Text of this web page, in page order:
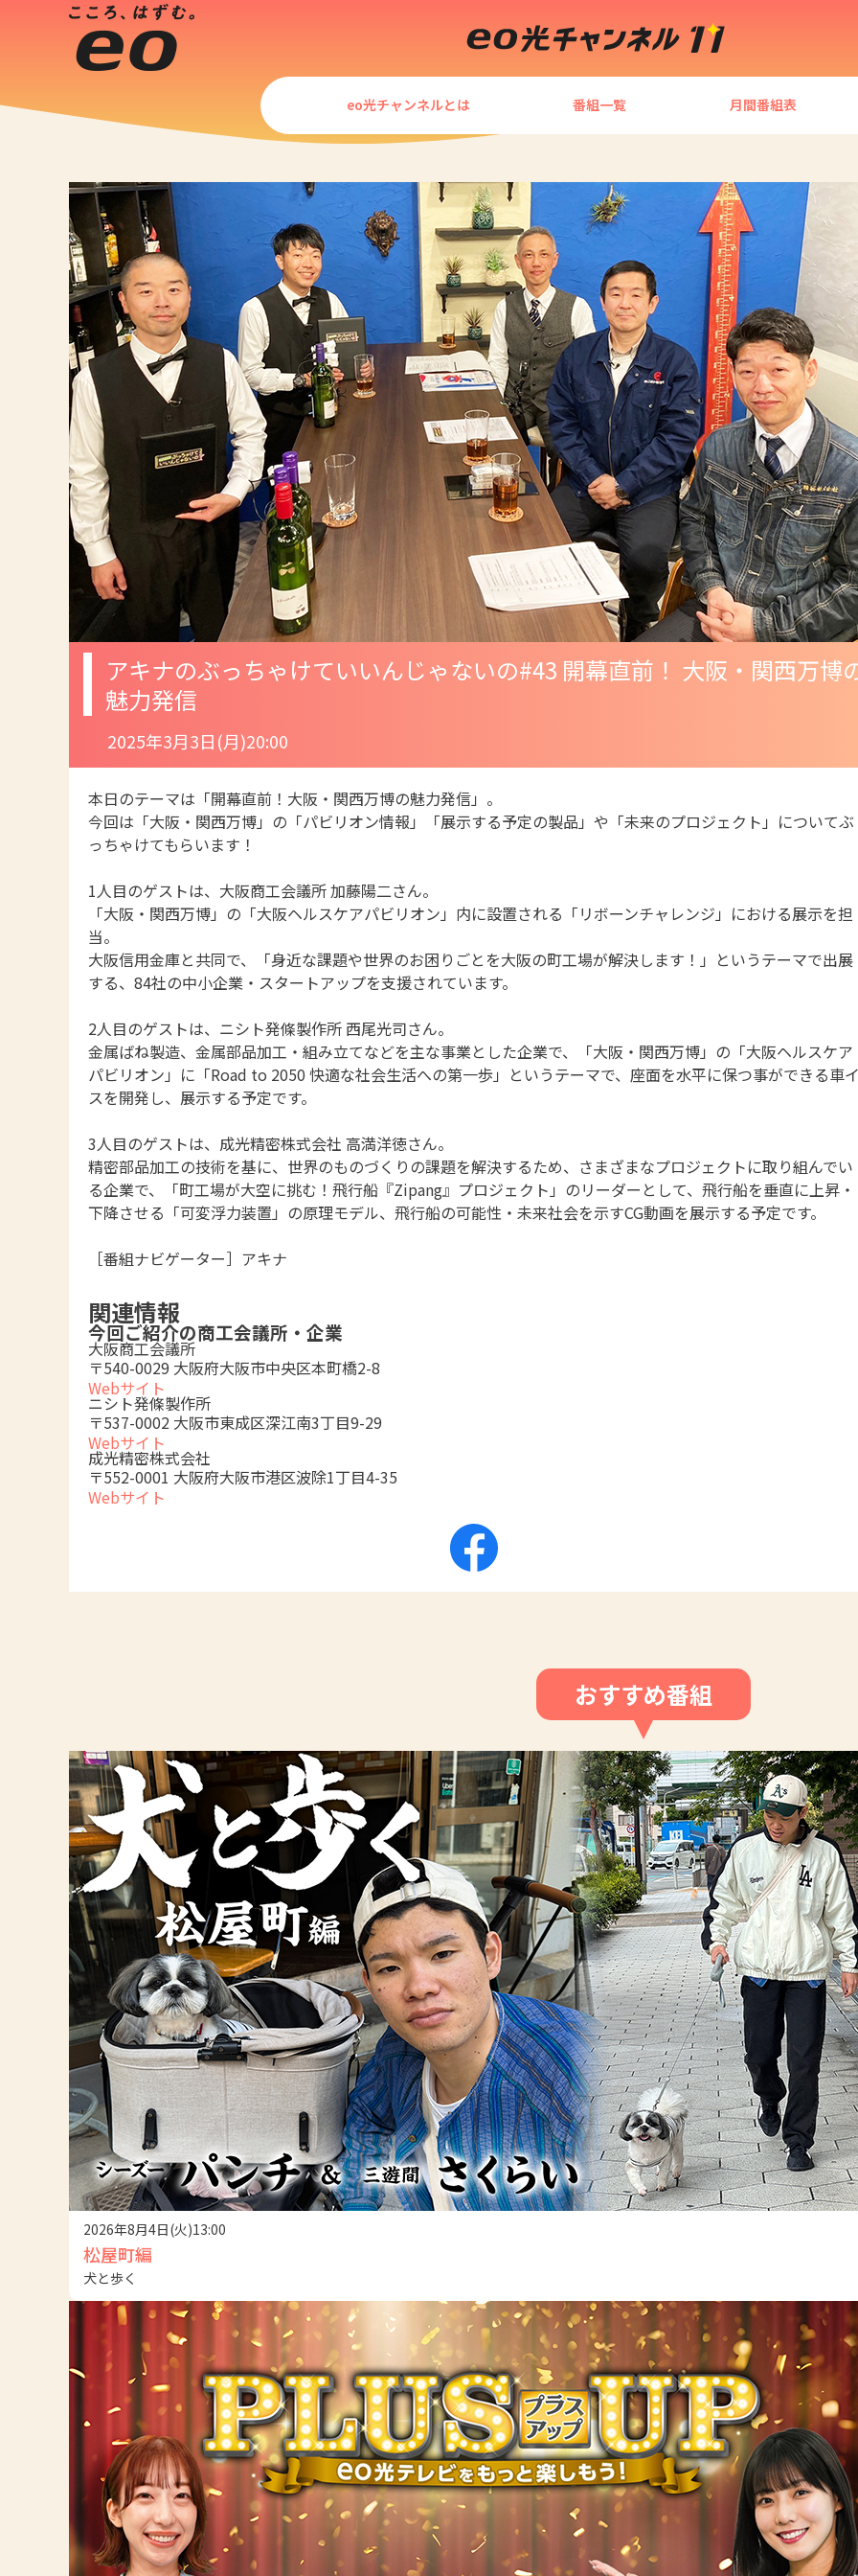
eo光チャンネルとは 番組一覧 月間番組表
アキナのぶっちゃけていいんじゃないの#43 開幕直前！ 大阪・関西万博
魅力発信
2025年3月3日(月)20:00
本日のテーマは「開幕直前！大阪・関西万博の魅力発信」。
今回は「大阪・関西万博」の「パビリオン情報」「展示する予定の製品」や「未来のプロジェクト」についてぶ
っちゃけてもらいます！
1人目のゲストは、大阪商工会議所 加藤陽二さん。
「大阪・関西万博」の「大阪ヘルスケアパビリオン」内に設置される「リボーンチャレンジ」における展示を担
当。
大阪信用金庫と共同で、「身近な課題や世界のお困りごとを大阪の町工場が解決します！」というテーマで出展
する、84社の中小企業・スタートアップを支援されています。
2人目のゲストは、ニシト発條製作所 西尾光司さん。
金属ばね製造、金属部品加工・組み立てなどを主な事業とした企業で、「大阪・関西万博」の「大阪ヘルスケア
パビリオン」に「Road to 2050 快適な社会生活への第一歩」というテーマで、座面を水平に保つ事ができる車
スを開発し、展示する予定です。
3人目のゲストは、成光精密株式会社 高満洋徳さん。
精密部品加工の技術を基に、世界のものづくりの課題を解決するため、さまざまなプロジェクトに取り組んでい
る企業で、「町工場が大空に挑む！飛行船『Zipang』プロジェクト」のリーダーとして、飛行船を垂直に上昇・
下降させる「可変浮力装置」の原理モデル、飛行船の可能性・未来社会を示すCG動画を展示する予定です。
［番組ナビゲーター］アキナ
関連情報
今回ご紹介の商工会議所・企業
大阪商工会議所
〒540-0029 大阪府大阪市中央区本町橋2-8
Webサイト
ニシト発條製作所
〒537-0002 大阪市東成区深江南3丁目9-29
Webサイト
成光精密株式会社
〒552-0001 大阪府大阪市港区波除1丁目4-35
Webサイト
おすすめ番組
2026年8月4日(火)13:00
松屋町編
犬と歩く